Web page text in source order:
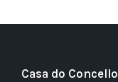
Casa do Concello